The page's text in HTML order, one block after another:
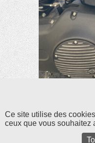
Ce site utilise des
ceux que vous souhaitez